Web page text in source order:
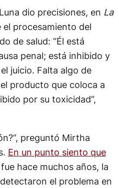
dio precisiones, en La
el procesamiento del
de salud: “Él está
penal; está inhibido y
juicio. Falta algo de
producto que coloca a
por su toxicidad”,
preguntó Mirtha
En un punto siento que
hace muchos años, la
el problema en